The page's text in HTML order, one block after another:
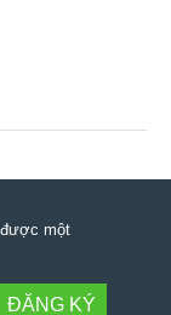
một
ĐĂNG KÝ